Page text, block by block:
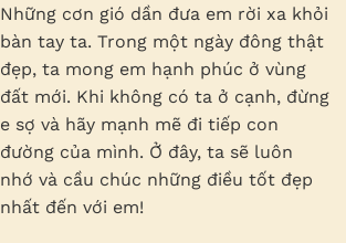
Những cơn gió dần đưa em rời xa khỏi
bàn tay ta. Trong một ngày đông thật
đẹp, ta mong em hạnh phúc ở vùng
đất mới. Khi không có ta ở cạnh, đừng
e sợ và hãy mạnh mẽ đi tiếp con
đường của mình. Ở đây, ta sẽ luôn
nhớ và cầu chúc những điều tốt đẹp
nhất đến với em!